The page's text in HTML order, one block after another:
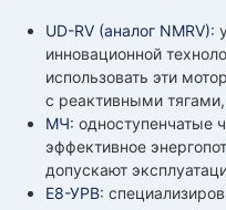
UD-RV (аналог NMRV):
инновационной
использовать эти
с реактивными
МЧ: одноступенчатые
эффективное
допускают
Е8-УРВ: